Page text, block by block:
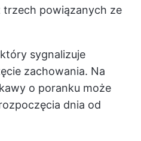
trzech powiązanych ze
sygnalizuje
zachowania. Na
o poranku może
dnia od